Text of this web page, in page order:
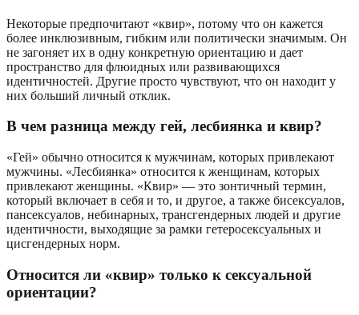
Некоторые предпочитают «квир», потому что он кажется
более инклюзивным, гибким или политически значимым. Он
не загоняет их в одну конкретную ориентацию и дает
пространство для флюидных или развивающихся
идентичностей. Другие просто чувствуют, что он находит у
них больший личный отклик.
В чем разница между гей, лесбиянка и квир?
«Гей» обычно относится к мужчинам, которых привлекают
мужчины. «Лесбиянка» относится к женщинам, которых
привлекают женщины. «Квир» — это зонтичный термин,
который включает в себя и то, и другое, а также бисексуалов,
пансексуалов, небинарных, трансгендерных людей и другие
идентичности, выходящие за рамки гетеросексуальных и
цисгендерных норм.
Относится ли «квир» только к сексуальной
ориентации?